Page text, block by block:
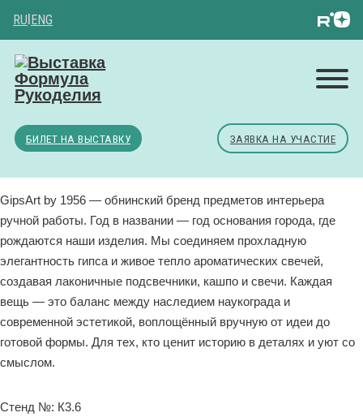
RU|ENG
БИЛЕТ НА ВЫСТАВКУ ЗАЯВКА НА УЧАСТИЕ
GipsArt by 1956 — обнинский бренд предметов интерьера
ручной работы. Год в названии — год основания города, где
рождаются наши изделия. Мы соединяем прохладную
элегантность гипса и живое тепло ароматических свечей,
создавая лаконичные подсвечники, кашпо и свечи. Каждая
вещь — это баланс между наследием наукограда и
современной эстетикой, воплощённый вручную от идеи до
готовой формы. Для тех, кто ценит историю в деталях и уют со
смыслом.
Стенд №: К3.6